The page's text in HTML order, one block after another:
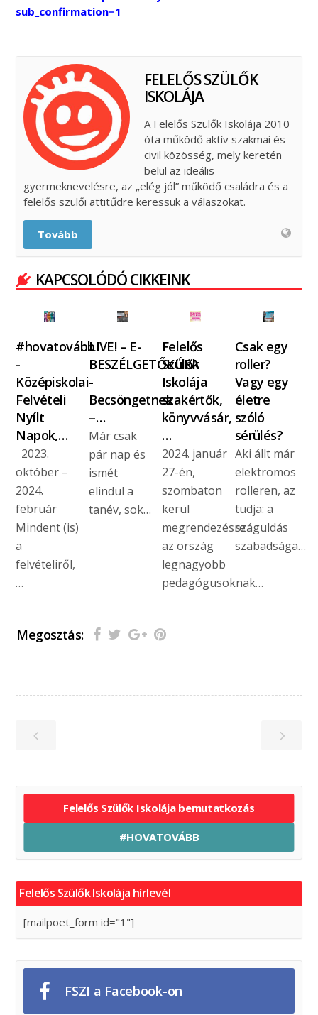
sub_confirmation=1
FELELŐS SZÜLŐK
ISKOLÁJA
A Felelős Szülők Iskolája 2010
óta működő aktív szakmai és
civil közösség, mely keretén
belül az ideális
gyermeknevelésre, az „elég jól” működő családra és a
felelős szülői attitűdre keressük a válaszokat.
Tovább
KAPCSOLÓDÓ CIKKEINK
#hovatovább
-
Középiskolai
Felvételi
Nyílt
Napok,…
2023.
október –
2024.
február
Mindent (is)
a
felvételiről,
…
LIVE! – E-
BESZÉLGETŐKÚRA
-
Becsöngetnek
–…
Már csak
pár nap és
ismét
elindul a
tanév, sok…
Felelős
Szülők
Iskolája
szakértők,
könyvvásár,
…
2024. január
27-én,
szombaton
kerül
megrendezésre
az ország
legnagyobb
pedagógusoknak…
Csak egy
roller?
Vagy egy
életre
szóló
sérülés?
Aki állt már
elektromos
rolleren, az
tudja: a
száguldás
szabadsága…
Megosztás:
Felelős Szülők Iskolája bemutatkozás
#HOVATOVÁBB
Felelős Szülők Iskolája hírlevél
[mailpoet_form id="1"]
FSZI a Facebook-on